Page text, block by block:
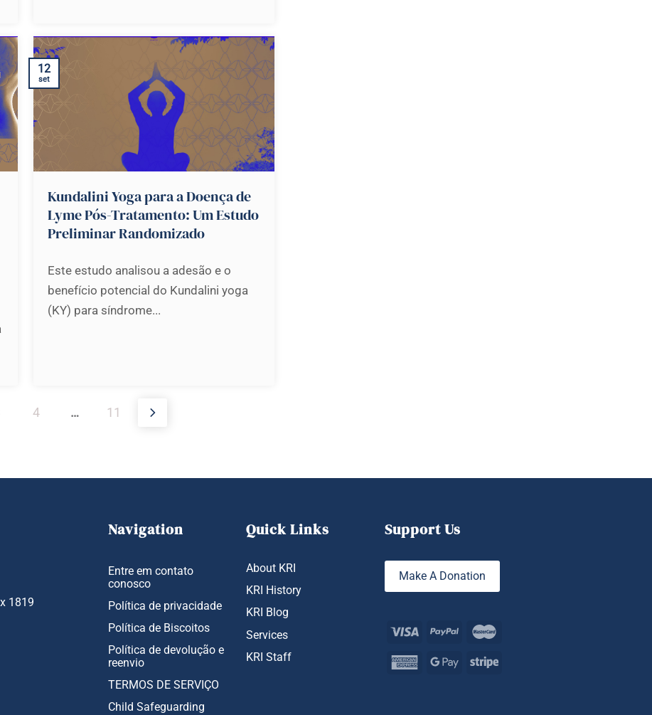
Kundalini Yoga para a Doença de
Lyme Pós-Tratamento: Um Estudo
Preliminar Randomizado
Este estudo analisou a adesão e o
benefício potencial do Kundalini yoga
(KY) para síndrome...
12
set
4 … 11
1819
Navigation
Entre em contato
conosco
Política de privacidade
Política de Biscoitos
Política de devolução e
reenvio
TERMOS DE SERVIÇO
Child Safeguarding
Quick Links
About KRI
KRI History
KRI Blog
Services
KRI Staff
Support Us
Make A Donation